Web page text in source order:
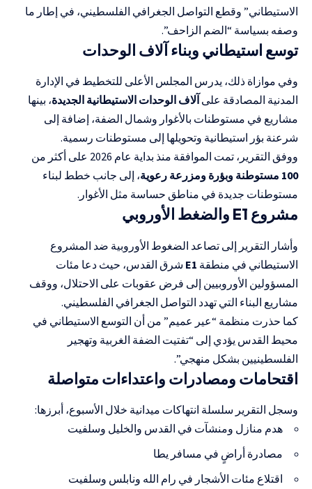
الاستيطاني” وقطع التواصل الجغرافي الفلسطيني، في إطار ما
وصفه بسياسة “الضم الزاحف”.
توسع استيطاني وبناء آلاف الوحدات
وفي موازاة ذلك، يدرس المجلس الأعلى للتخطيط في الإدارة
المدنية المصادقة على آلاف الوحدات الاستيطانية الجديدة، بينها
مشاريع في مستوطنات بالأغوار وشمال الضفة، إضافة إلى
شرعنة بؤر استيطانية وتحويلها إلى مستوطنات رسمية.
ووفق التقرير، تمت الموافقة منذ بداية عام 2026 على أكثر من
100 مستوطنة وبؤرة ومزرعة رعوية
، إلى جانب خطط لبناء
مستوطنات جديدة في مناطق حساسة مثل الأغوار.
مشروع E1 والضغط الأوروبي
وأشار التقرير إلى تصاعد الضغوط الأوروبية ضد المشروع
الاستيطاني في منطقة E1 شرق القدس، حيث دعا مئات
المسؤولين الأوروبيين إلى فرض عقوبات على الاحتلال، ووقف
مشاريع البناء التي تهدد التواصل الجغرافي الفلسطيني.
كما حذرت منظمة “عير عميم” من أن التوسع الاستيطاني في
محيط القدس يؤدي إلى “تفتيت الضفة الغربية وتهجير
الفلسطينيين بشكل منهجي”.
اقتحامات ومصادرات واعتداءات متواصلة
وسجل التقرير سلسلة انتهاكات ميدانية خلال الأسبوع، أبرزها:
هدم منازل ومنشآت في القدس والخليل وسلفيت
مصادرة أراضٍ في مسافر يطا
اقتلاع مئات الأشجار في رام الله ونابلس وسلفيت